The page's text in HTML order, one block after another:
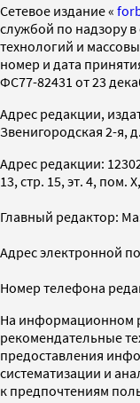
Cетевое издание «
службой по надзору
технологий и
номер и дата
ФС77-82431 от 23
Адрес редакции,
Звенигородская 2-я,
Адрес редакции:
13, стр. 15, эт. 4, пом.
Главный редактор:
Адрес электронной
Номер телефона
На информационном
рекомендательные
предоставления
систематизации и
к предпочтениям